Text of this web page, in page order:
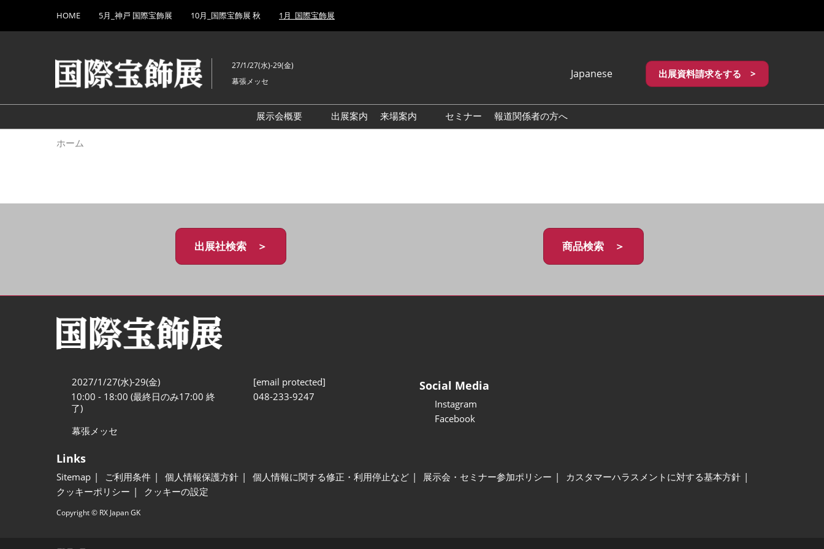
キ
し
て
to
HOME 5月_神戸 国際宝飾展 10月_国際宝飾展 秋 1月_国際宝飾展
27/1/27(水)-29(金)
幕張メッセ
Japanese
English
繁體中文
出展資料請求をする >
展示会概要
出展案内
来場案内
セミナー 報道関係者の方へ
ホーム
出展社検索 ＞ 商品検索 ＞
2027/1/27(水)-29(金)
10:00 - 18:00 (最終日のみ17:00 終
了)
幕張メッセ
[email protected]
048-233-9247
Social Media
Instagram
Facebook
Links
Sitemap ご利用条件 個人情報保護方針 個人情報に関する修正・利用停止など 展示会・セミナー参加ポリシー
カスタマーハラスメントに対する基本方針
クッキーポリシー
クッキーの設定
Copyright © RX Japan GK